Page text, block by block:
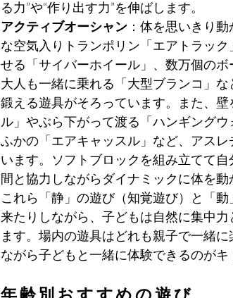
る力”や“作り出す力”を伸ばします。
アクティブオーシャン ：体を思いきり
な空気入りトランポリン「エアトラッ
せる「サイバーホイール」、数万個のボ
大人も一緒に乗れる「大型ブランコ」
鍛える遊具がそろっています。また、
ル」やぶら下がって渡る「ハンギング
ふかの「エアキャッスル」など、アス
います。ソフトブロックを組み立てて
間と協力しながらダイナミックに体を動
これら「静」の遊び（知覚遊び）と「
来たりしながら、子どもは自然に集中
ます。場内の遊具はどれも親子で一緒
ながら子どもと一緒に体験できるのがキ